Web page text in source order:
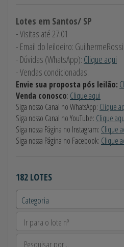
Lotes em Santos/ SP
- Visitas até 27.01
- Email do leiloeiro:
- Dúvidas (WhatsApp): Clique aqui
- Vendas condicionadas.
Envie sua proposta pós leilão:
Venda conosco: Clique aqui
Siga nosso Canal no WhatsApp: Clique
Siga nosso Canal no YouTube: Clique
Siga nossa Página no Instagram: Clique
Siga nossa Página no Facebook: Clique
182 LOTES